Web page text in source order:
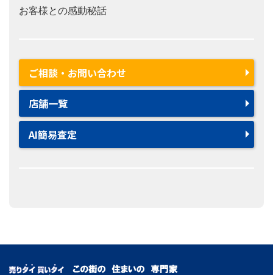
お客様との感動秘話
ご相談・お問い合わせ
店舗一覧
AI簡易査定